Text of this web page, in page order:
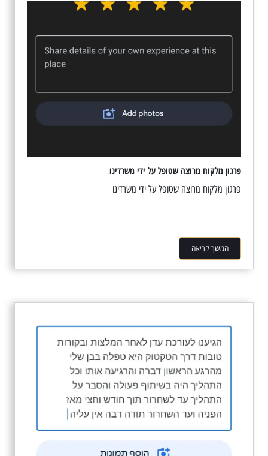
פרגון מלקוח מרוצה שטופל על ידי משרדינו
פרגון מלקוח מרוצה שטופל על ידי משרדינו
המשך קריאה